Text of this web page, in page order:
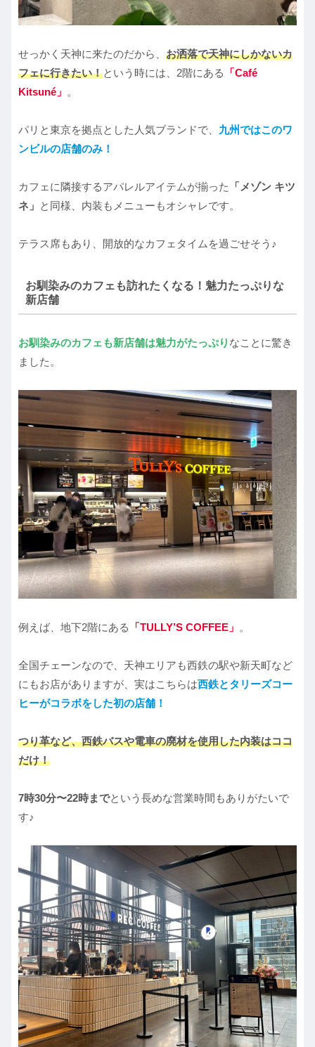
せっかく天神に来たのだから、 お洒落で天神にしかないカ
フェに行きたい！という時には、2階にある
「Café
Kitsuné」 。
パリと東京を拠点とした人気ブランドで、 九州ではこのワ
ンビルの店舗のみ！
カフェに隣接するアパレルアイテムが揃った
「メゾン キツ
ネ」 と同様、内装もメニューもオシャレです。
テラス席もあり、開放的なカフェタイムを過ごせそう♪
お馴染みのカフェも訪れたくなる！魅力たっぷりな
新店舗
お馴染みのカフェも新店舗は魅力がたっぷり なことに驚き
ました。
例えば、地下2階にある 「TULLY’S COFFEE」 。
全国チェーンなので、天神エリアも西鉄の駅や新天町など
にもお店がありますが、実はこちらは西鉄とタリーズコー
ヒーがコラボをした初の店舗！
つり革など、西鉄バスや電車の廃材を使用した内装はココ
だけ！
7時30分〜22時までという長めな営業時間もありがたいで
す♪